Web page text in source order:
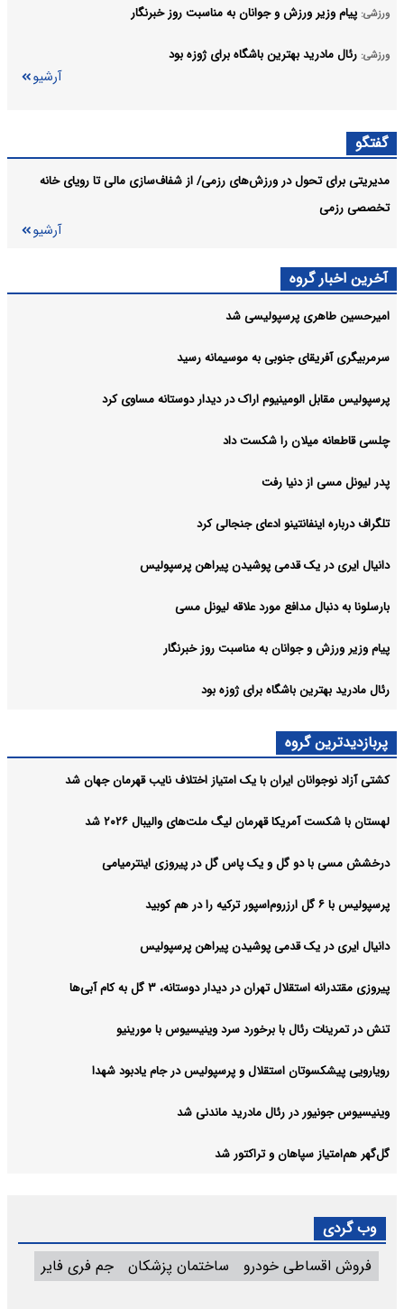
ورزشی: پیام وزیر ورزش و جوانان به مناسبت روز خبرنگار
ورزشی: رئال مادرید بهترین باشگاه برای ژوزه بود
آرشیو
گفتگو
مدیریتی برای تحول در ورزش‌های رزمی/ از شفاف‌سازی مالی تا رویای خانه
تخصصی رزمی
آرشیو
آخرین اخبار گروه
امیرحسین طاهری پرسپولیسی شد
سرمربیگری آفریقای جنوبی به موسیمانه رسید
پرسپولیس مقابل الومینیوم اراک در دیدار دوستانه مساوی کرد
چلسی قاطعانه میلان را شکست داد
پدر لیونل مسی از دنیا رفت
تلگراف درباره اینفانتینو ادعای جنجالی کرد
دانیال ایری در یک قدمی پوشیدن پیراهن پرسپولیس
بارسلونا به دنبال مدافع مورد علاقه لیونل مسی
پیام وزیر ورزش و جوانان به مناسبت روز خبرنگار
رئال مادرید بهترین باشگاه برای ژوزه بود
پربازدیدترین گروه
کشتی آزاد نوجوانان ایران با یک امتیاز اختلاف نایب قهرمان جهان شد
لهستان با شکست آمریکا قهرمان لیگ ملت‌های والیبال ۲۰۲۶ شد
درخشش مسی با دو گل و یک پاس گل در پیروزی اینترمیامی
پرسپولیس با ۶ گل ارزروم‌اسپور ترکیه را در هم کوبید
دانیال ایری در یک قدمی پوشیدن پیراهن پرسپولیس
پیروزی مقتدرانه استقلال تهران در دیدار دوستانه، ۳ گل به کام آبی‌ها
تنش در تمرینات رئال با برخورد سرد وینیسیوس با مورینیو
رویارویی پیشکسوتان استقلال و پرسپولیس در جام یادبود شهدا
وینیسیوس جونیور در رئال مادرید ماندنی شد
گل‌گهر هم‌امتیاز سپاهان و تراکتور شد
وب گردی
فروش اقساطی خودرو
ساختمان پزشکان جم فری فایر